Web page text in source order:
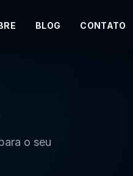
BLOG CONTATO
o seu